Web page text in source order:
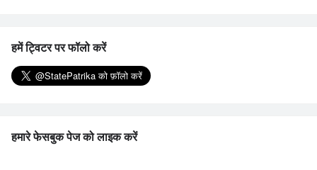
हमें ट्विटर पर फॉलो करें
हमारे फेसबुक पेज को लाइक करें